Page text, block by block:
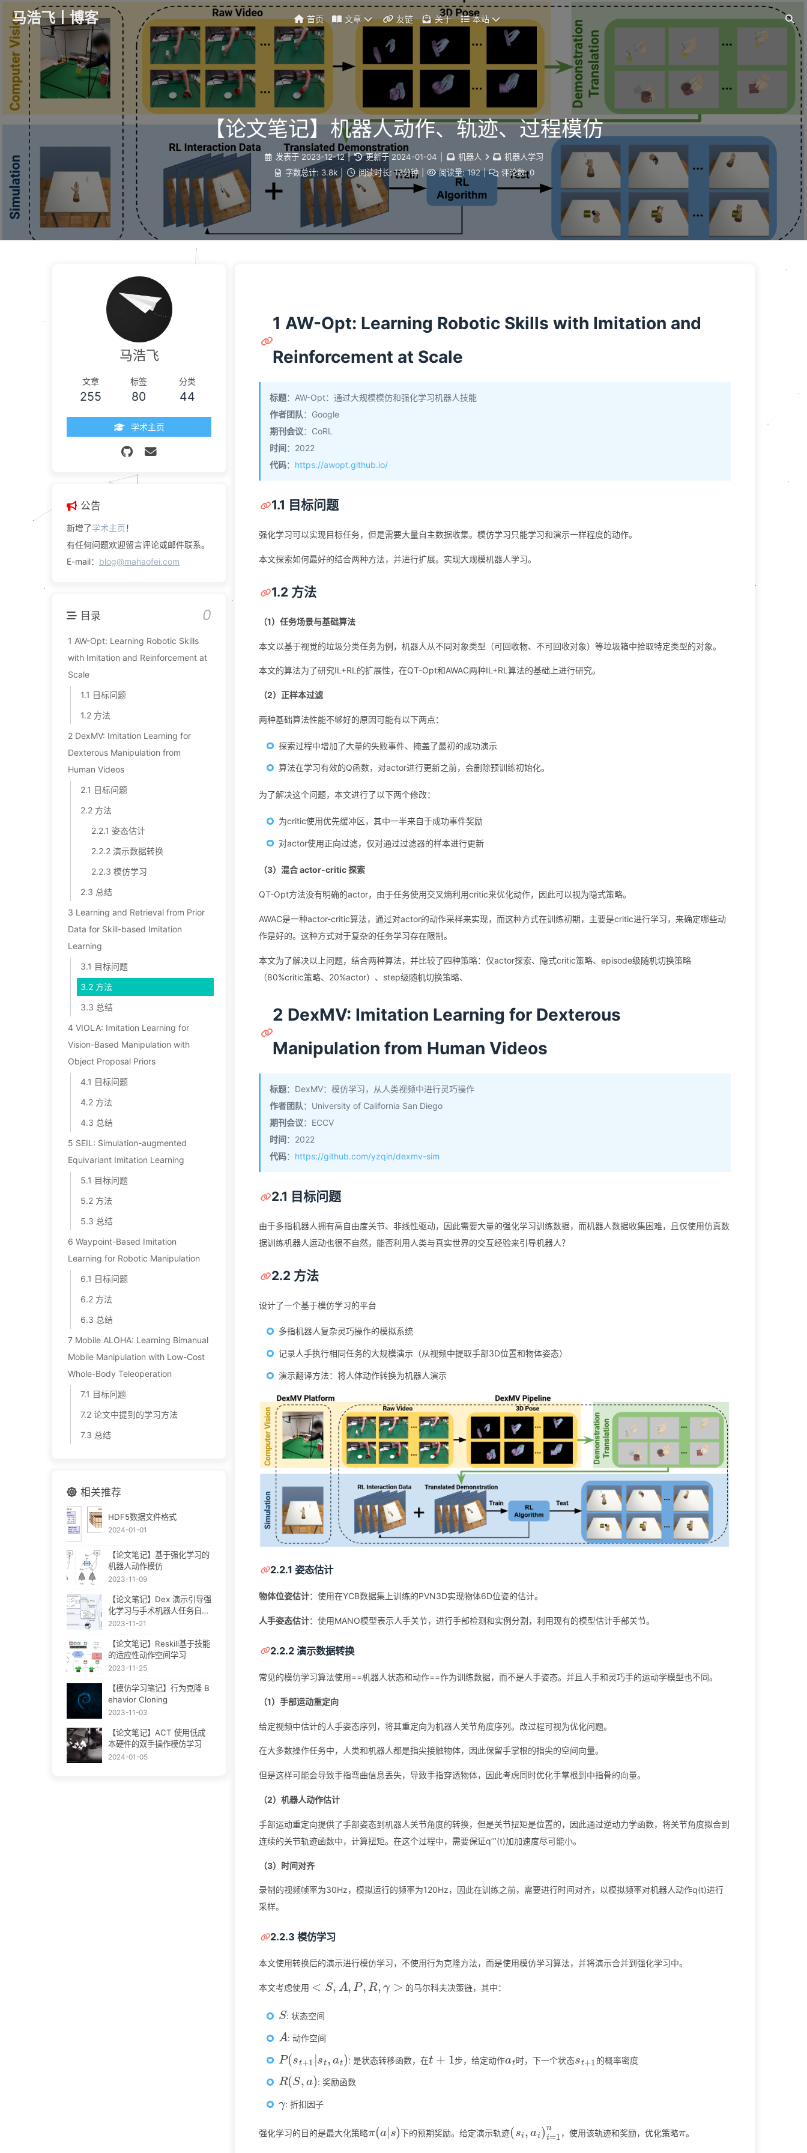
马浩飞丨博客 首页 文章 友链 关于 本站
【论文笔记】机器人动作、轨迹、过程模仿
发表于 2023-12-12 | 更新于 2024-01-04 机器人
机器人学习
字数总计: 3.8k 阅读时长: 13分钟 阅读量: 192 | 评论数: 0
1 AW-Opt: Learning Robotic Skills with Imitation and
Reinforcement at Scale
标题：AW-Opt：通过大规模模仿和强化学习机器人技能
作者团队：Google
期刊会议：CoRL
时间：2022
代码： https://awopt.github.io/
1.1 目标问题
强化学习可以实现目标任务，但是需要大量自主数据收集。模仿学习只能学习和演示一样程度的动作。
本文探索如何最好的结合两种方法，并进行扩展。实现大规模机器人学习。
1.2 方法
（1）任务场景与基础算法
本文以基于视觉的垃圾分类任务为例，机器人从不同对象类型（可回收物、不可回收对象）等垃圾箱中拾取特定类型的对象。
本文的算法为了研究IL+RL的扩展性，在QT-Opt和AWAC两种IL+RL算法的基础上进行研究。
（2）正样本过滤
两种基础算法性能不够好的原因可能有以下两点：
探索过程中增加了大量的失败事件、掩盖了最初的成功演示
算法在学习有效的Q函数，对actor进行更新之前，会删除预训练初始化。
为了解决这个问题，本文进行了以下两个修改：
为critic使用优先缓冲区，其中一半来自于成功事件奖励
对actor使用正向过滤，仅对通过过滤器的样本进行更新
（3）混合 actor-critic 探索
QT-Opt方法没有明确的actor，由于任务使用交叉熵利用critic来优化动作，因此可以视为隐式策略。
AWAC是一种actor-critic算法，通过对actor的动作采样来实现，而这种方式在训练初期，主要是critic进行学习，来确定哪些动
作是好的。这种方式对于复杂的任务学习存在限制。
本文为了解决以上问题，结合两种算法，并比较了四种策略：仅actor探索、隐式critic策略、episode级随机切换策略
（80%critic策略、20%actor）、step级随机切换策略、
2 DexMV: Imitation Learning for Dexterous
Manipulation from Human Videos
标题：DexMV：模仿学习，从人类视频中进行灵巧操作
作者团队：University of California San Diego
期刊会议：ECCV
时间：2022
代码： https://github.com/yzqin/dexmv-sim
2.1 目标问题
由于多指机器人拥有高自由度关节、非线性驱动，因此需要大量的强化学习训练数据，而机器人数据收集困难，且仅使用仿真数
据训练机器人运动也很不自然，能否利用人类与真实世界的交互经验来引导机器人？
2.2 方法
设计了一个基于模仿学习的平台
多指机器人复杂灵巧操作的模拟系统
记录人手执行相同任务的大规模演示（从视频中提取手部3D位置和物体姿态）
演示翻译方法：将人体动作转换为机器人演示
2.2.1 姿态估计
物体位姿估计：使用在YCB数据集上训练的PVN3D实现物体6D位姿的估计。
人手姿态估计：使用MANO模型表示人手关节，进行手部检测和实例分割，利用现有的模型估计手部关节。
2.2.2 演示数据转换
常见的模仿学习算法使用==机器人状态和动作==作为训练数据，而不是人手姿态。并且人手和灵巧手的运动学模型也不同。
（1）手部运动重定向
给定视频中估计的人手姿态序列，将其重定向为机器人关节角度序列。改过程可视为优化问题。
在大多数操作任务中，人类和机器人都是指尖接触物体，因此保留手掌根的指尖的空间向量。
但是这样可能会导致手指弯曲信息丢失，导致手指穿透物体，因此考虑同时优化手掌根到中指骨的向量。
（2）机器人动作估计
手部运动重定向提供了手部姿态到机器人关节角度的转换，但是关节扭矩是位置的，因此通过逆动力学函数，将关节角度拟合到
连续的关节轨迹函数中，计算扭矩。在这个过程中，需要保证q’‘’(t)加加速度尽可能小。
（3）时间对齐
录制的视频帧率为30Hz，模拟运行的频率为120Hz，因此在训练之前，需要进行时间对齐，以模拟频率对机器人动作q(t)进行
采样。
2.2.3 模仿学习
本文使用转换后的演示进行模仿学习，不使用行为克隆方法，而是使用模仿学习算法，并将演示合并到强化学习中。
本文考虑使用
S,A P R γ>
的马尔科夫决策链，其中：
S
: 状态空间
A
: 动作空间
P(s 1 t
: 是状态转移函数，在 步，给定动作 时，下一个状态 的概率密度
R(S, )
: 奖励函数
: 折扣因子
强化学习的目的是最大化策略
( a| s
下的预期奖励。给定演示轨迹
( )i=
，使用该轨迹和奖励，优化策略 。
马浩飞
文章
255
标签
80
分类
44
学术主页
公告
新增了学术主页！
有任何问题欢迎留言评论或邮件联系。
E-mail： blog@mahaofei.com
目录 0
1 AW-Opt: Learning Robotic Skills
with Imitation and Reinforcement at
Scale
1.1 目标问题
1.2 方法
2 DexMV: Imitation Learning for
Dexterous Manipulation from
Human Videos
2.1 目标问题
2.2 方法
2.2.1 姿态估计
2.2.2 演示数据转换
2.2.3 模仿学习
2.3 总结
3 Learning and Retrieval from Prior
Data for Skill-based Imitation
Learning
3.1 目标问题
3.2 方法
3.3 总结
4 VIOLA: Imitation Learning for
Vision-Based Manipulation with
Object Proposal Priors
4.1 目标问题
4.2 方法
4.3 总结
5 SEIL: Simulation-augmented
Equivariant Imitation Learning
5.1 目标问题
5.2 方法
5.3 总结
6 Waypoint-Based Imitation
Learning for Robotic Manipulation
6.1 目标问题
6.2 方法
6.3 总结
7 Mobile ALOHA: Learning Bimanual
Mobile Manipulation with Low-Cost
Whole-Body Teleoperation
7.1 目标问题
7.2 论文中提到的学习方法
7.3 总结
相关推荐
HDF5数据文件格式
2024-01-01
【论文笔记】基于强化学习的
机器人动作模仿
2023-11-09
【论文笔记】Dex 演示引导强
化学习与手术机器人任务自动
化的高效探索
2023-11-21
【论文笔记】Reskill基于技能
的适应性动作空间学习
2023-11-25
【模仿学习笔记】行为克隆 B
ehavior Cloning
2023-11-03
【论文笔记】ACT 使用低成
本硬件的双手操作模仿学习
2024-01-05